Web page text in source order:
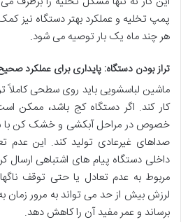
پمپ تخلیه و عملکرد بهتر دستگاه نیز
هر چند ماه یک بار توصیه می شود.
تراز بودن دستگاه: پایداری برای عملکرد
ماشین لباسشویی باید روی سطحی کاملاً
کار کند. اگر دستگاه کج باشد، ممکن
خصوص در مراحل آبکشی و خشک کن با
صداهای غیرعادی تولید کند. این عدم
داخلی دستگاه پیام های اشتباهی
مربوط به عدم تعادل یا حتی توقف
لرزش بیش از حد می تواند به مرور
برساند و عمر مفید آن را کاهش دهد.